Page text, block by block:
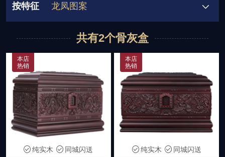
骨灰盒
580元起 580-780元 1180-1380元
2280-3980元
紫檀木
6580-7880元
金丝楠木
8880元起
大叶楠木
6880元起
黄金樟
8800元起
按特征 龙凤图案
龙凤图案 花草图案 宫殿款式
简洁素雅 小号骨灰盒
共有2个骨灰盒
本店
热销
纯实木 同城闪送
本店
热销
纯实木 同城闪送